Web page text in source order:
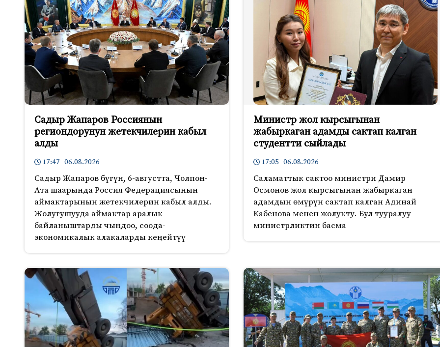
Садыр Жапаров Россиянын
региондорунун жетекчилерин кабыл
алды
17:47 06.08.2026
Садыр Жапаров бүгүн, 6-августта, Чолпон-
Ата шаарында Россия Федерациясынын
аймактарынын жетекчилерин кабыл алды.
Жолугушууда аймактар аралык
байланыштарды чыңдоо, соода-
экономикалык алакаларды кеңейтүү
Министр жол кырсыгынан
жабыркаган адамды сактап калган
студентти сыйлады
17:05 06.08.2026
Саламаттык сактоо министри Дамир
Осмонов жол кырсыгынан жабыркаган
адамдын өмүрүн сактап калган Адинай
Кабенова менен жолукту. Бул тууралуу
министрликтин басма